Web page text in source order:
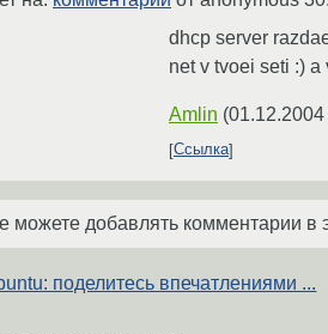
dhcp server
net v tvoei seti :)
Amlin (
Ссылка
можете добавлять комментарии в
поделитесь впечатлениями ...